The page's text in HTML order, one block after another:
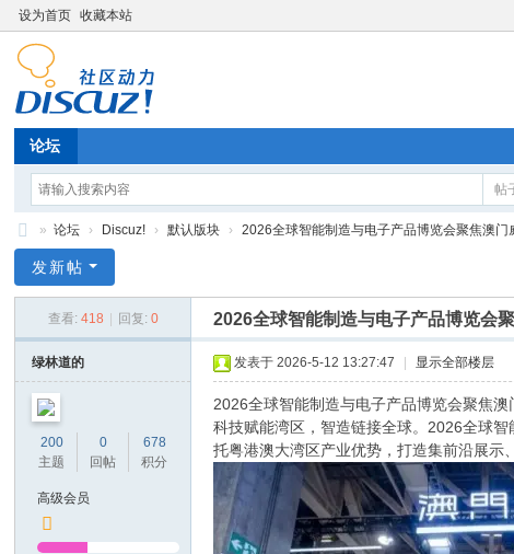
设为首页 收藏本站
论坛
帖
sc
» 论坛 › Discuz! › 默认版块 › 2026全球智能制造与电子产品博览会聚焦澳门
发新帖
查看: 418 回复: 0 2026全球智能制造与电子产品博览会
绿林道的
200
主题
0
回帖
678
积分
高级会员
发表于 2026-5-12 13:27:47 显示全部楼层
2026全球智能制造与电子产品博览会聚焦澳
科技赋能湾区，智造链接全球。2026全球
托粤港澳大湾区产业优势，打造集前沿展示